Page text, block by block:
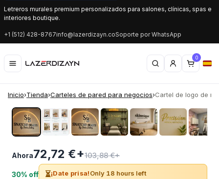
Letreros murales premium personalizados para salones, clínicas, spas e
interiores boutique.
+1 (512) 428-8767info@lazerdizayn.coSoporte por WhatsApp
0
Inicio›Tienda›Carteles de pared para negocios›Cartel de logo de
‹ ›
Ahora72,72 €+103,88 €+
30% off ⏳¡Date prisa!Only 18 hours left